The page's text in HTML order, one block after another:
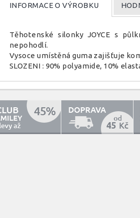
INFORMACE O VÝROBKU
Těhotenské silonky JOYCE s
nepohodlí.
Vysoce umístěná guma zajišťuje
SLOZENI : 90% polyamide, 10%
45